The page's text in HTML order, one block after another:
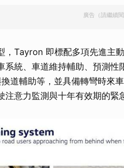
廣告（請繼續閱
，Tayron 即標配多項先進主
系統、車道維持輔助、預測
道輔助等，並具備轉彎時來
注意力監測與十年有效期的緊